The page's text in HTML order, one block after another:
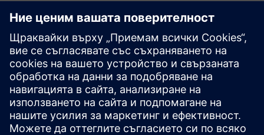
свързани продукти
Допълнителна информация и
ресурси
Допълнителна информация
Предпоставки